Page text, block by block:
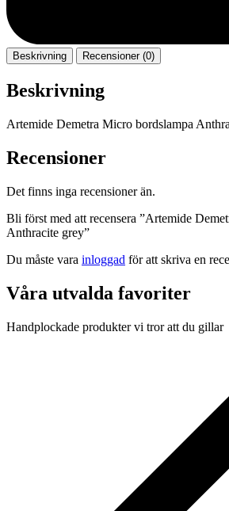
Beskrivning Recensioner (0)
Beskrivning
Artemide Demetra Micro bordslampa
Recensioner
Det finns inga recensioner än.
Bli först med att recensera ”Artemide
Anthracite grey”
Du måste vara inloggad för att skriva en
Våra utvalda favoriter
Handplockade produkter vi tror att du gillar